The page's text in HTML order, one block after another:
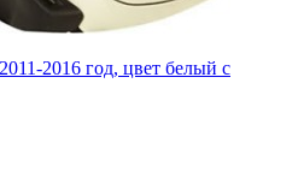
2016 год, цвет белый с